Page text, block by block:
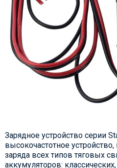
​Зарядное устройство серии
высокочастотное
заряда всех типов тяговых
аккумуляторов: